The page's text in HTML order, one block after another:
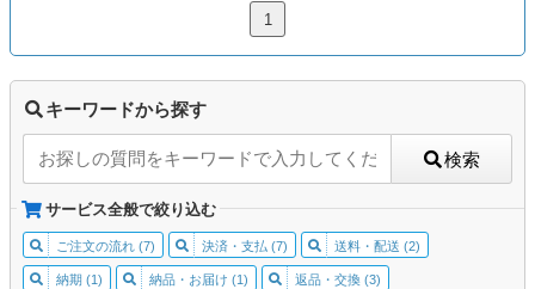
1
キーワードから探す
検索
サービス全般で絞り込む
ご注文の流れ (7) 決済・支払 (7) 送料・配送 (2)
納期 (1) 納品・お届け (1) 返品・交換 (3)